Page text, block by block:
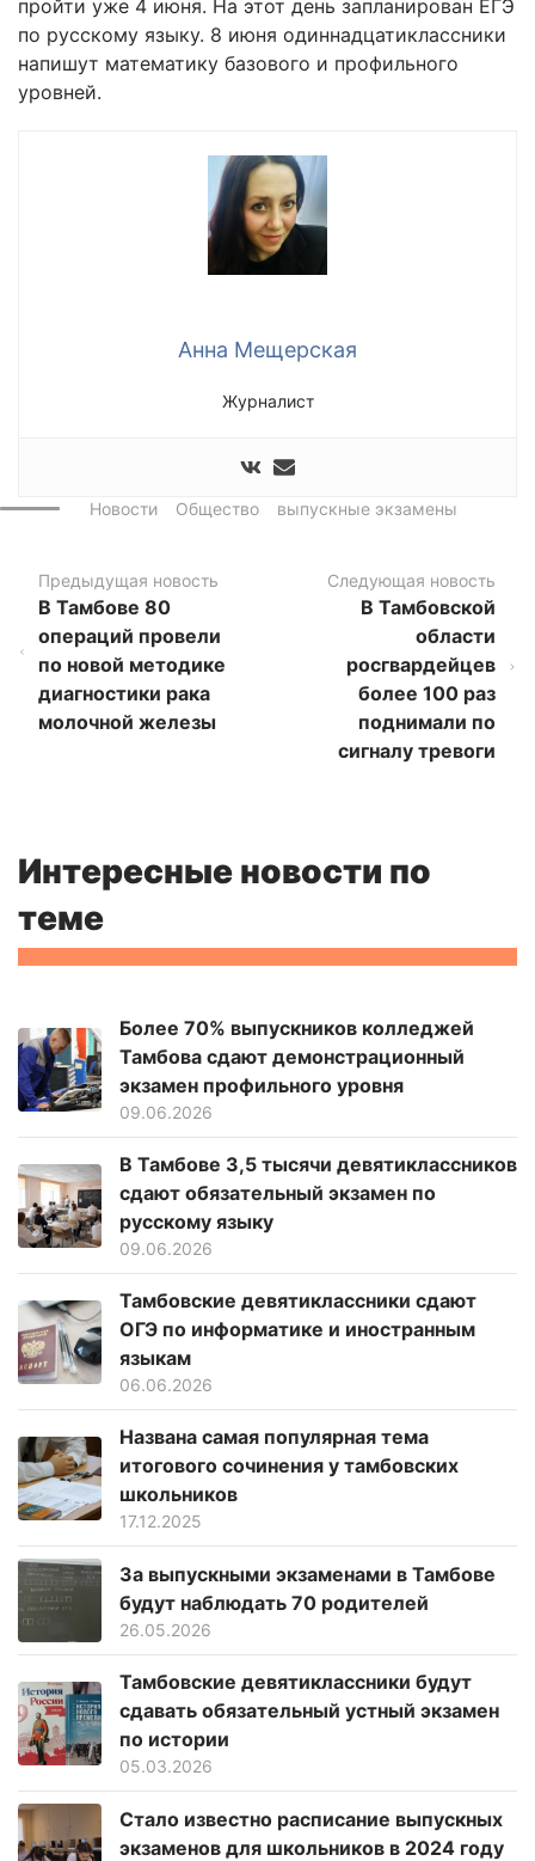
пройти уже 4 июня. На этот день запланирован ЕГЭ
по русскому языку. 8 июня одиннадцатиклассники
напишут математику базового и профильного
уровней.
Анна Мещерская
Журналист
Новости Общество выпускные экзамены
Предыдущая новость
В Тамбове 80
операций провели
по новой методике
диагностики рака
молочной железы
Следующая новость
В Тамбовской
области
росгвардейцев
более 100 раз
поднимали по
сигналу тревоги
Интересные новости по
теме
Более 70% выпускников колледжей
Тамбова сдают демонстрационный
экзамен профильного уровня
09.06.2026
В Тамбове 3,5 тысячи девятиклассников
сдают обязательный экзамен по
русскому языку
09.06.2026
Тамбовские девятиклассники сдают
ОГЭ по информатике и иностранным
языкам
06.06.2026
Названа самая популярная тема
итогового сочинения у тамбовских
школьников
17.12.2025
За выпускными экзаменами в Тамбове
будут наблюдать 70 родителей
26.05.2026
Тамбовские девятиклассники будут
сдавать обязательный устный экзамен
по истории
05.03.2026
Стало известно расписание выпускных
экзаменов для школьников в 2024 году